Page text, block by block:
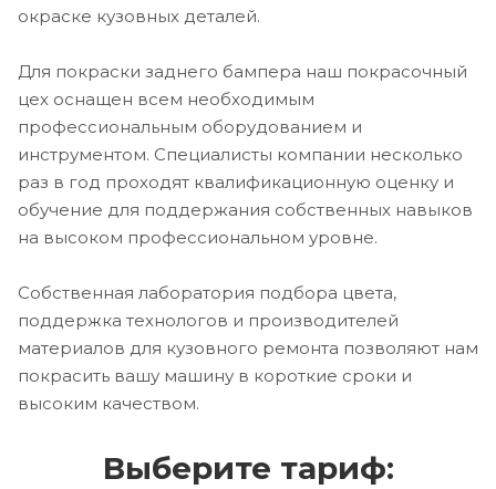
окраске кузовных деталей.
Для покраски заднего бампера наш покрасочный
цех оснащен всем необходимым
профессиональным оборудованием и
инструментом. Специалисты компании несколько
раз в год проходят квалификационную оценку и
обучение для поддержания собственных навыков
на высоком профессиональном уровне.
Собственная лаборатория подбора цвета,
поддержка технологов и производителей
материалов для кузовного ремонта позволяют нам
покрасить вашу машину в короткие сроки и
высоким качеством.
Выберите тариф: